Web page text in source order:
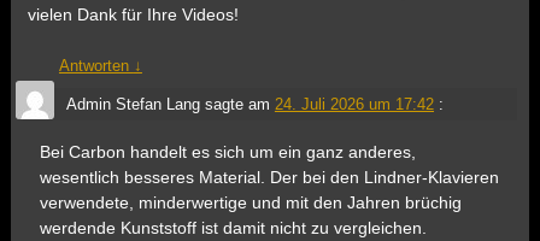
vielen Dank für Ihre Videos!
Antworten ↓
Admin Stefan Langsagte am 24. Juli 2026 um 17:42 :
Bei Carbon handelt es sich um ein ganz anderes,
wesentlich besseres Material. Der bei den Lindner-Klavieren
verwendete, minderwertige und mit den Jahren brüchig
werdende Kunststoff ist damit nicht zu vergleichen.